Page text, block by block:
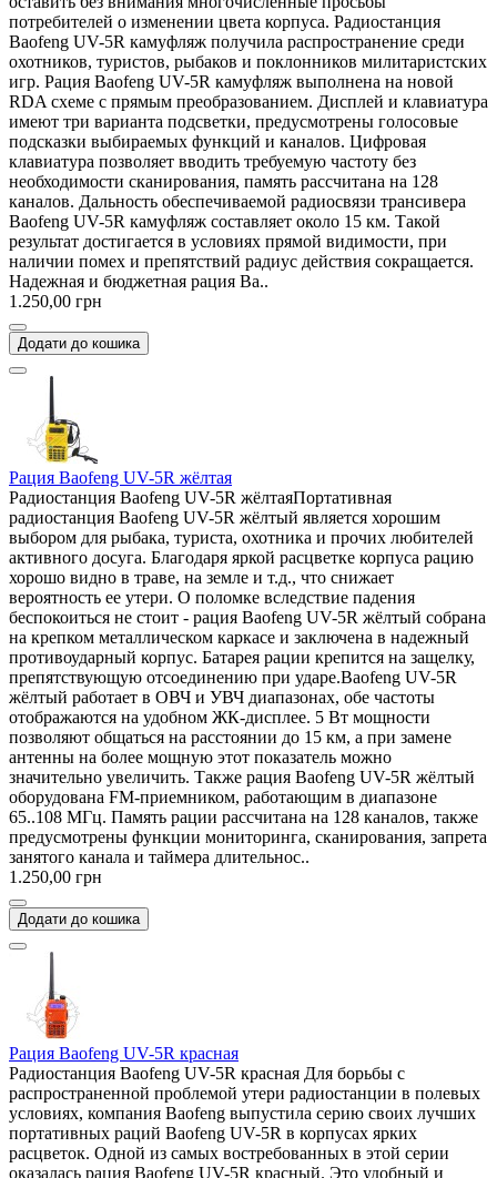
потребителей о изменении цвета корпуса. Радиостанция
Baofeng UV-5R камуфляж получила распространение среди
охотников, туристов, рыбаков и поклонников милитаристских
игр. Рация Baofeng UV-5R камуфляж выполнена на новой
RDA схеме с прямым преобразованием. Дисплей и клавиатура
имеют три варианта подсветки, предусмотрены голосовые
подсказки выбираемых функций и каналов. Цифровая
клавиатура позволяет вводить требуемую частоту без
необходимости сканирования, память рассчитана на 128
каналов. Дальность обеспечиваемой радиосвязи трансивера
Baofeng UV-5R камуфляж составляет около 15 км. Такой
результат достигается в условиях прямой видимости, при
наличии помех и препятствий радиус действия сокращается.
Надежная и бюджетная рация Ba..
1.250,00 грн
Додати до кошика
Рация Baofeng UV-5R жёлтая
Радиостанция Baofeng UV-5R жёлтаяПортативная
радиостанция Baofeng UV-5R жёлтый является хорошим
выбором для рыбака, туриста, охотника и прочих любителей
активного досуга. Благодаря яркой расцветке корпуса рацию
хорошо видно в траве, на земле и т.д., что снижает
вероятность ее утери. О поломке вследствие падения
беспокоиться не стоит - рация Baofeng UV-5R жёлтый собрана
на крепком металлическом каркасе и заключена в надежный
противоударный корпус. Батарея рации крепится на защелку,
препятствующую отсоединению при ударе.Baofeng UV-5R
жёлтый работает в ОВЧ и УВЧ диапазонах, обе частоты
отображаются на удобном ЖК-дисплее. 5 Вт мощности
позволяют общаться на расстоянии до 15 км, а при замене
антенны на более мощную этот показатель можно
значительно увеличить. Также рация Baofeng UV-5R жёлтый
оборудована FM-приемником, работающим в диапазоне
65..108 МГц. Память рации рассчитана на 128 каналов, также
предусмотрены функции мониторинга, сканирования, запрета
занятого канала и таймера длительнос..
1.250,00 грн
Додати до кошика
Рация Baofeng UV-5R красная
Радиостанция Baofeng UV-5R красная Для борьбы с
распространенной проблемой утери радиостанции в полевых
условиях, компания Baofeng выпустила серию своих лучших
портативных раций Baofeng UV-5R в корпусах ярких
расцветок. Одной из самых востребованных в этой серии
оказалась рация Baofeng UV-5R красный. Это удобный и